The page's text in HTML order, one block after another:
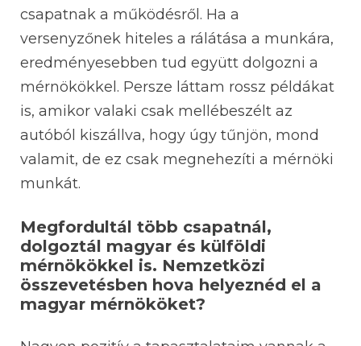
csapatnak a működésről. Ha a
versenyzőnek hiteles a rálátása a munkára,
eredményesebben tud együtt dolgozni a
mérnökökkel. Persze láttam rossz példákat
is, amikor valaki csak mellébeszélt az
autóból kiszállva, hogy úgy tűnjön, mond
valamit, de ez csak megnehezíti a mérnöki
munkát.
Megfordultál több csapatnál,
dolgoztál magyar és külföldi
mérnökökkel is. Nemzetközi
összevetésben hova helyeznéd el a
magyar mérnököket?